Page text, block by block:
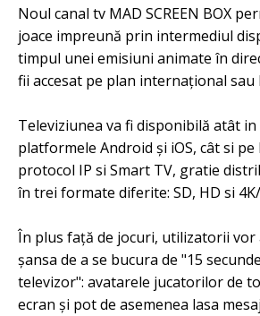
Noul canal tv MAD SCREEN BOX
joace impreună prin intermediul
timpul unei emisiuni animate în
fii accesat pe plan internațional sau
Televiziunea va fi disponibilă atât
platformele Android și iOS, cât si
protocol IP si Smart TV, gratie
în trei formate diferite: SD, HD si
În plus față de jocuri, utilizatorii vor
șansa de a se bucura de "15
televizor": avatarele jucatorilor de
ecran și pot de asemenea lasa